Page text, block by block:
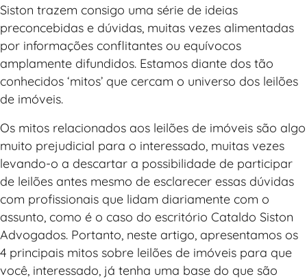
Siston trazem consigo uma série de ideias
preconcebidas e dúvidas, muitas vezes alimentadas
por informações conflitantes ou equívocos
amplamente difundidos. Estamos diante dos tão
conhecidos ‘mitos’ que cercam o universo dos leilões
de imóveis.
Os mitos relacionados aos leilões de imóveis são algo
muito prejudicial para o interessado, muitas vezes
levando-o a descartar a possibilidade de participar
de leilões antes mesmo de esclarecer essas dúvidas
com profissionais que lidam diariamente com o
assunto, como é o caso do escritório Cataldo Siston
Advogados. Portanto, neste artigo, apresentamos os
4 principais mitos sobre leilões de imóveis para que
você, interessado, já tenha uma base do que são